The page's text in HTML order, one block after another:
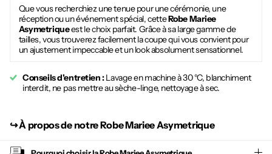
Que vous recherchiez une tenue pour une cérémonie, une
réception ou un événement spécial, cetteRobe Mariee
Asymetriqueest le choix parfait. Grâce à sa large gamme de
tailles, vous trouverez facilement la coupe qui vous convient pour
un ajustement impeccable et un look absolument sensationnel.
Conseils d'entretien :Lavage en machine à 30 °C, blanchiment
interdit, ne pas mettre au sèche-linge, nettoyage à sec.
↪︎À propos de notre Robe Mariee Asymetrique